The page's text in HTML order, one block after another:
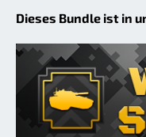
Dieses Bundle ist in